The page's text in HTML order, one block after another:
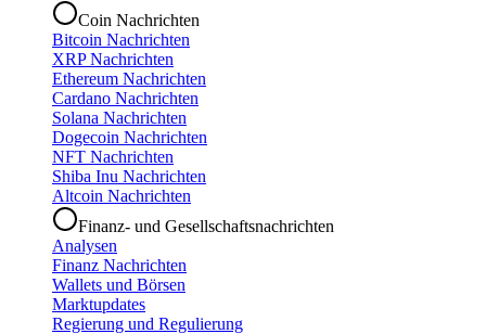
Coin Nachrichten
Bitcoin Nachrichten
XRP Nachrichten
Ethereum Nachrichten
Cardano Nachrichten
Solana Nachrichten
Dogecoin Nachrichten
NFT Nachrichten
Shiba Inu Nachrichten
Altcoin Nachrichten
Finanz- und Gesellschaftsnachrichten
Analysen
Finanz Nachrichten
Wallets und Börsen
Marktupdates
Regierung und Regulierung